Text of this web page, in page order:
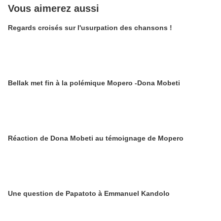
Vous aimerez aussi
Regards croisés sur l'usurpation des chansons !
Bellak met fin à la polémique Mopero -Dona Mobeti
Réaction de Dona Mobeti au témoignage de Mopero
Une question de Papatoto à Emmanuel Kandolo